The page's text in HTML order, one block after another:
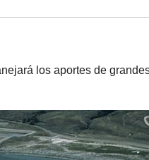
los aportes de